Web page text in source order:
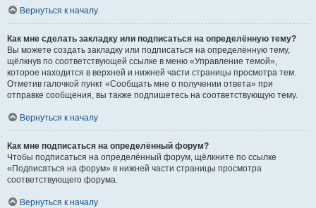
Вернуться к началу
Как мне сделать закладку или подписаться на определённую тему?
Вы можете создать закладку или подписаться на определённую тему,
щёлкнув по соответствующей ссылке в меню «Управление темой»,
которое находится в верхней и нижней части страницы просмотра тем.
Отметив галочкой пункт «Сообщать мне о получении ответа» при
отправке сообщения, вы также подпишетесь на соответствующую тему.
Вернуться к началу
Как мне подписаться на определённый форум?
Чтобы подписаться на определённый форум, щёлкните по ссылке
«Подписаться на форум» в нижней части страницы просмотра
соответствующего форума.
Вернуться к началу